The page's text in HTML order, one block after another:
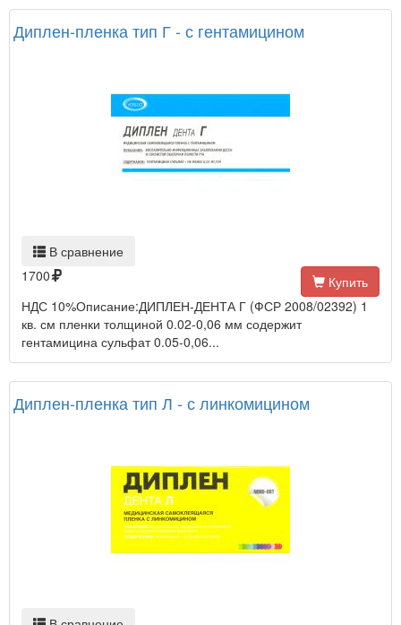
Диплен-пленка тип Г - с гентамицином
В сравнение
1700
Купить
НДС 10%Описание:ДИПЛЕН-ДЕНТА Г (ФСР 2008/02392) 1
кв. см пленки толщиной 0.02-0,06 мм содержит
гентамицина сульфат 0.05-0,06...
Диплен-пленка тип Л - с линкомицином